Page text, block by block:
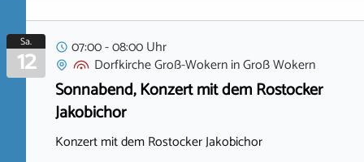
Sa.
12
07:00 - 08:00 Uhr
Dorfkirche Groß-WokerninGroß Wokern
Sonnabend, Konzert mit dem Rostocker
Jakobichor
Konzert mit dem Rostocker Jakobichor